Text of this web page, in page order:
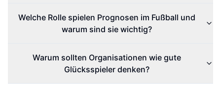
Welche Rolle spielen Prognosen im Fußball und
warum sind sie wichtig?
Warum sollten Organisationen wie gute
Glücksspieler denken?